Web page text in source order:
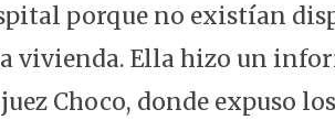
porque no existían
vivienda. Ella hizo un
Choco, donde expuso